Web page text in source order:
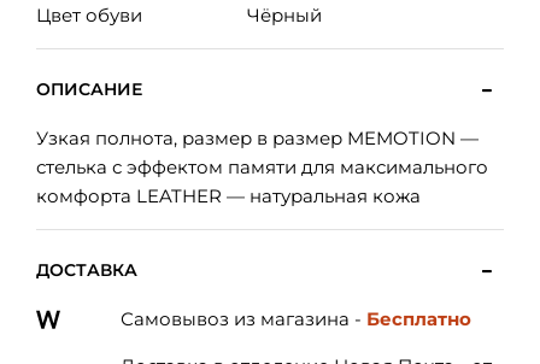
Цвет обуви
Чёрный
ОПИСАНИЕ
Узкая полнота, размер в размер MEMOTION —
стелька с эффектом памяти для максимального
комфорта LEATHER — натуральная кожа
ДОСТАВКА
Самовывоз из магазина - Бесплатно